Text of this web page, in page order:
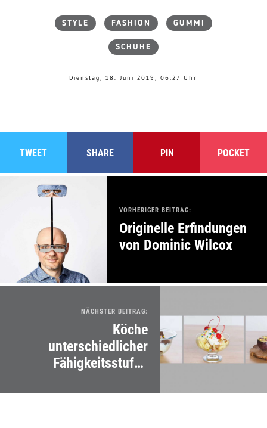
STYLE FASHION GUMMI
SCHUHE
Dienstag, 18. Juni 2019, 06:27 Uhr
TWEET SHARE PIN POCKET
VORHERIGER BEITRAG:
Originelle Erfindungen
von Dominic Wilcox
NÄCHSTER BEITRAG:
Köche
unterschiedlicher
Fähigkeitsstufen
Sundaes zu